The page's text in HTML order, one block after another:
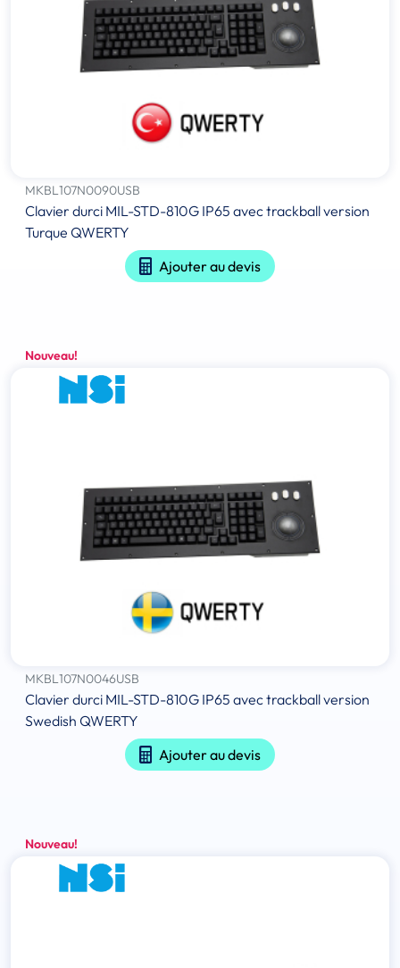
MKBL107N0090USB
Clavier durci MIL-STD-810G IP65 avec trackball version
Turque QWERTY
Ajouter au devis
Nouveau!
MKBL107N0046USB
Clavier durci MIL-STD-810G IP65 avec trackball version
Swedish QWERTY
Ajouter au devis
Nouveau!